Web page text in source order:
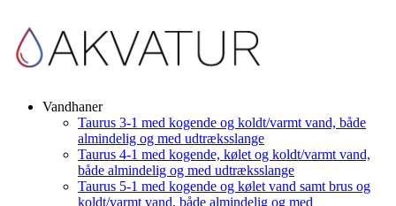
Vandhaner
Taurus 3-1 med kogende og koldt/varmt vand, både
almindelig og med udtræksslange
Taurus 4-1 med kogende, kølet og koldt/varmt vand,
både almindelig og med udtræksslange
Taurus 5-1 med kogende og kølet vand samt brus og
koldt/varmt vand, både almindelig og med